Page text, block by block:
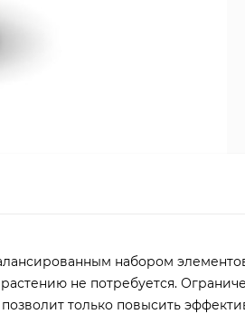
набором
не потребуется.
только повысить